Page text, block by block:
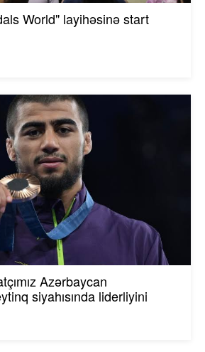
World" layihəsinə start
Azərbaycan
siyahısında liderliyini